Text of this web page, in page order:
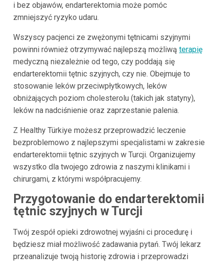
i bez objawów, endarterektomia może pomóc
zmniejszyć ryzyko udaru.
Wszyscy pacjenci ze zwężonymi tętnicami szyjnymi
powinni również otrzymywać najlepszą możliwą terapię
medyczną niezależnie od tego, czy poddają się
endarterektomii tętnic szyjnych, czy nie. Obejmuje to
stosowanie leków przeciwpłytkowych, leków
obniżających poziom cholesterolu (takich jak statyny),
leków na nadciśnienie oraz zaprzestanie palenia.
Z Healthy Türkiye możesz przeprowadzić leczenie
bezproblemowo z najlepszymi specjalistami w zakresie
endarterektomii tętnic szyjnych w Turcji. Organizujemy
wszystko dla twojego zdrowia z naszymi klinikami i
chirurgami, z którymi współpracujemy.
Przygotowanie do endarterektomii
tętnic szyjnych w Turcji
Twój zespół opieki zdrowotnej wyjaśni ci procedurę i
będziesz miał możliwość zadawania pytań. Twój lekarz
przeanalizuje twoją historię zdrowia i przeprowadzi